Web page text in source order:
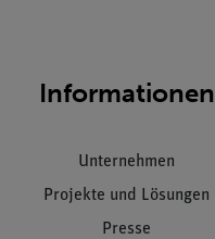
Informationen
Unternehmen
Projekte und Lösungen
Presse